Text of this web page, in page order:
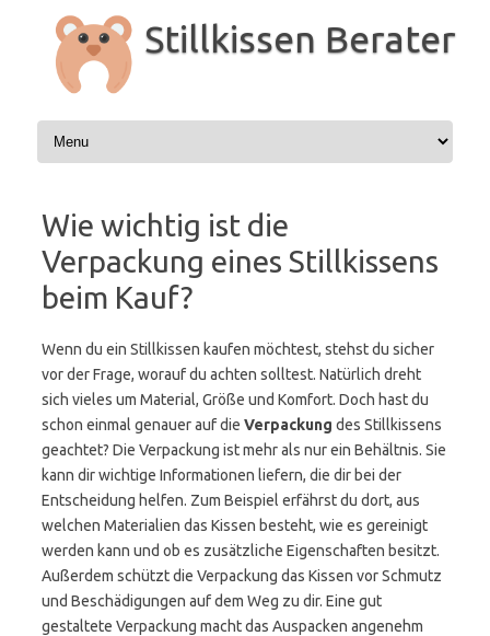
Inhalt
springen
Stillkissen Berater
Wie wichtig ist die
Verpackung eines Stillkissens
beim Kauf?
Wenn du ein Stillkissen kaufen möchtest, stehst du sicher
vor der Frage, worauf du achten solltest. Natürlich dreht
sich vieles um Material, Größe und Komfort. Doch hast du
schon einmal genauer auf die Verpackung des Stillkissens
geachtet? Die Verpackung ist mehr als nur ein Behältnis. Sie
kann dir wichtige Informationen liefern, die dir bei der
Entscheidung helfen. Zum Beispiel erfährst du dort, aus
welchen Materialien das Kissen besteht, wie es gereinigt
werden kann und ob es zusätzliche Eigenschaften besitzt.
Außerdem schützt die Verpackung das Kissen vor Schmutz
und Beschädigungen auf dem Weg zu dir. Eine gut
gestaltete Verpackung macht das Auspacken angenehm